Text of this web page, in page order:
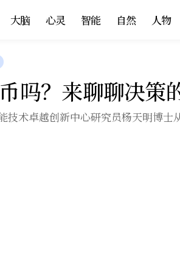
大脑 心灵 智能 自然 人物
吗？来聊聊决策
技术卓越创新中心研究员杨天明博士